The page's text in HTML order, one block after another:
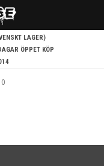
LAGER)
ÖPPET KÖP